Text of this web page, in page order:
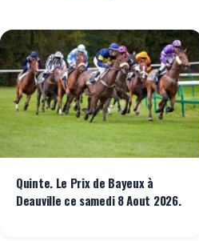
Quinte. Le Prix de Bayeux à
Deauville ce samedi 8 Aout 2026.